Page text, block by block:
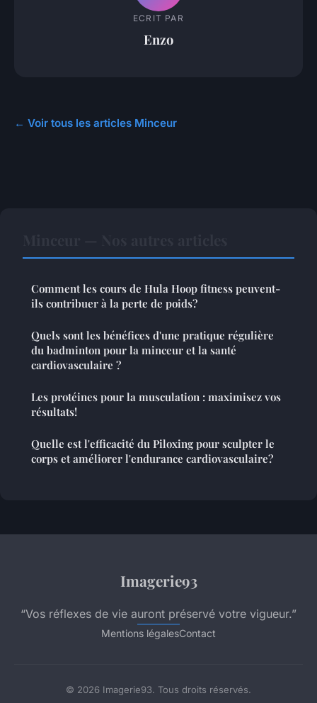
ECRIT PAR
Enzo
← Voir tous les articles Minceur
Comment les cours de Hula Hoop fitness peuvent-
ils contribuer à la perte de poids?
Quels sont les bénéfices d'une pratique régulière
du badminton pour la minceur et la santé
cardiovasculaire ?
Les protéines pour la musculation : maximisez vos
résultats!
Quelle est l'efficacité du Piloxing pour sculpter le
corps et améliorer l'endurance cardiovasculaire?
Imagerie93
“Vos réflexes de vie auront préservé votre vigueur.”
Mentions légalesContact
© 2026 Imagerie93. Tous droits réservés.